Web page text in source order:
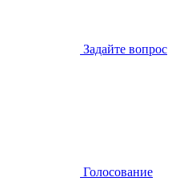
Задайте вопрос
Голосование